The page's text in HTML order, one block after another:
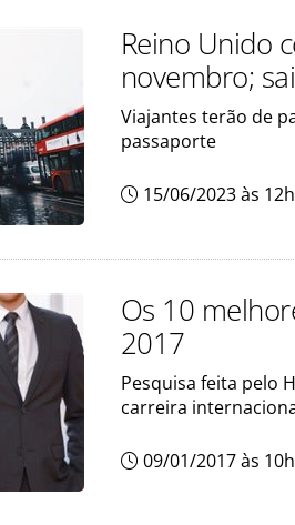
Reino Unido
novembro;
Viajantes terão de
passaporte
15/06/2023 às
Os 10
2017
Pesquisa feita pelo
carreira
09/01/2017 às